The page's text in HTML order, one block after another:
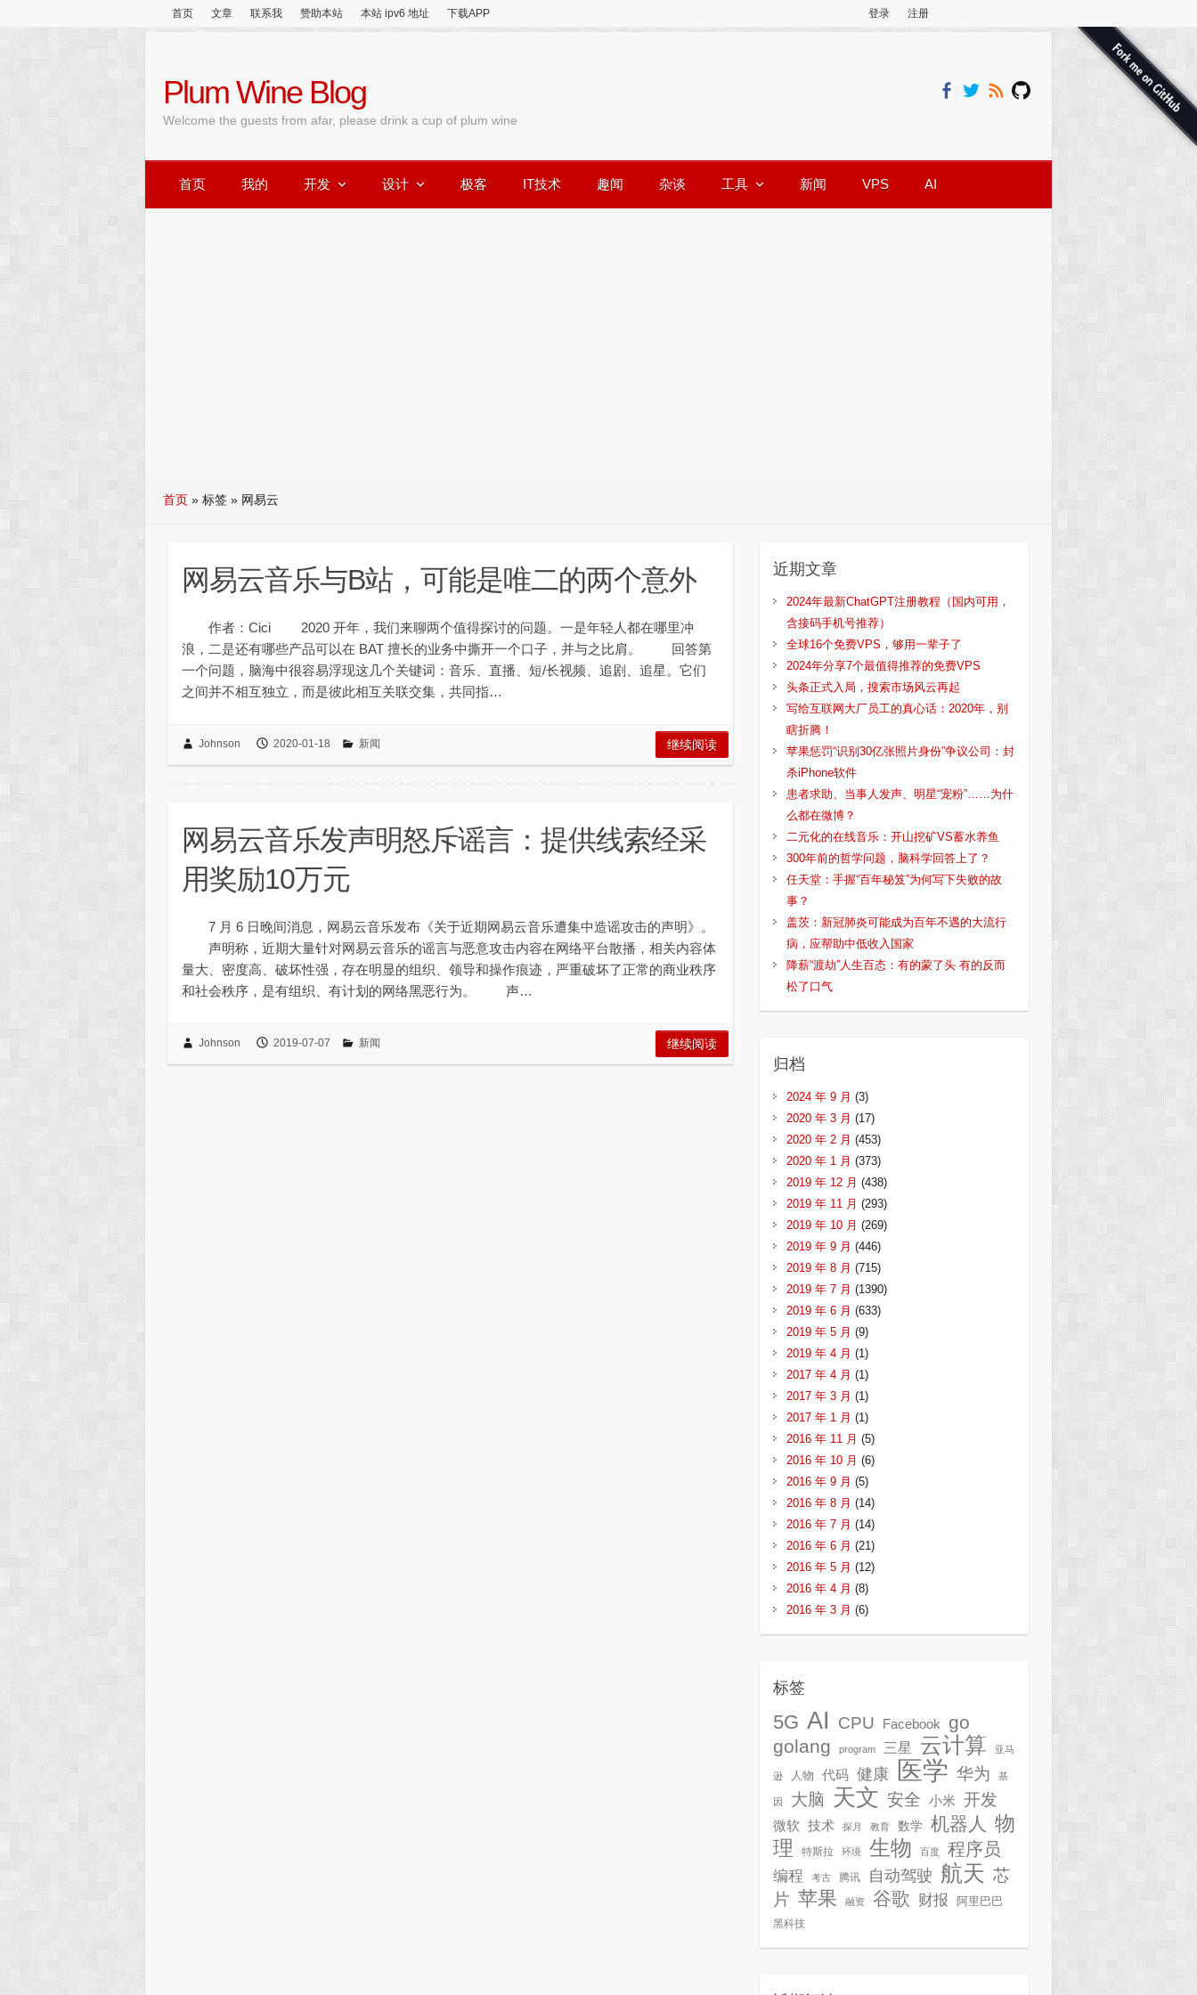
首页 文章 联系我 赞助本站 本站 ipv6 地址 下载APP 登录 注册
Plum Wine Blog
Welcome the guests from afar, please drink a cup of plum wine
首页 我的 开发 设计 极客 IT技术 趣闻 杂谈 工具 新闻 VPS AI
首页 » 标签 » 网易云
网易云音乐与B站，可能是唯二的两个意外
作者：Cici 2020 开年，我们来聊两个值得探讨的问题。一是年轻人都在哪里冲
浪，二是还有哪些产品可以在 BAT 擅长的业务中撕开一个口子，并与之比肩。 回答第
一个问题，脑海中很容易浮现这几个关键词：音乐、直播、短/长视频、追剧、追星。它们
之间并不相互独立，而是彼此相互关联交集，共同指…
Johnson 2020-01-18 新闻 继续阅读
网易云音乐发声明怒斥谣言：提供线索经采
用奖励10万元
7 月 6 日晚间消息，网易云音乐发布《关于近期网易云音乐遭集中造谣攻击的声明》。
声明称，近期大量针对网易云音乐的谣言与恶意攻击内容在网络平台散播，相关内容体
量大、密度高、破坏性强，存在明显的组织、领导和操作痕迹，严重破坏了正常的商业秩序
和社会秩序，是有组织、有计划的网络黑恶行为。 声…
Johnson 2019-07-07 新闻 继续阅读
近期文章
2024年最新ChatGPT注册教程（国内可用，
含接码手机号推荐）
全球16个免费VPS，够用一辈子了
2024年分享7个最值得推荐的免费VPS
头条正式入局，搜索市场风云再起
写给互联网大厂员工的真心话：2020年，别
瞎折腾！
苹果惩罚“识别30亿张照片身份”争议公司：封
杀iPhone软件
患者求助、当事人发声、明星“宠粉”……为什
么都在微博？
二元化的在线音乐：开山挖矿VS蓄水养鱼
300年前的哲学问题，脑科学回答上了？
任天堂：手握“百年秘笈”为何写下失败的故
事？
盖茨：新冠肺炎可能成为百年不遇的大流行
病，应帮助中低收入国家
降薪“渡劫”人生百态：有的蒙了头 有的反而
松了口气
归档
2024 年 9 月 (3)
2020 年 3 月 (17)
2020 年 2 月 (453)
2020 年 1 月 (373)
2019 年 12 月 (438)
2019 年 11 月 (293)
2019 年 10 月 (269)
2019 年 9 月 (446)
2019 年 8 月 (715)
2019 年 7 月 (1390)
2019 年 6 月 (633)
2019 年 5 月 (9)
2019 年 4 月 (1)
2017 年 4 月 (1)
2017 年 3 月 (1)
2017 年 1 月 (1)
2016 年 11 月 (5)
2016 年 10 月 (6)
2016 年 9 月 (5)
2016 年 8 月 (14)
2016 年 7 月 (14)
2016 年 6 月 (21)
2016 年 5 月 (12)
2016 年 4 月 (8)
2016 年 3 月 (6)
标签
5G AI CPU Facebook
go
golang
program 三星 云计算 亚马
逊 人物 代码 健康 医学 华为 基
因 大脑 天文 安全 小米 开发
微软 技术 探月 教育 数学 机器人 物
理
特斯拉 环境 生物 百度 程序员
编程 考古 腾讯 自动驾驶 航天 芯
片 苹果 融资 谷歌 财报 阿里巴巴
黑科技